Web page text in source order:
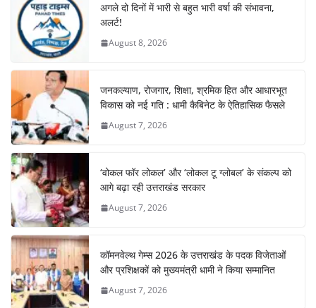
अगले दो दिनों में भारी से बहुत भारी वर्षा की संभावना,
अलर्ट!
August 8, 2026
जनकल्याण, रोजगार, शिक्षा, श्रमिक हित और आधारभूत
विकास को नई गति : धामी कैबिनेट के ऐतिहासिक फैसले
August 7, 2026
‘वोकल फॉर लोकल’ और ‘लोकल टू ग्लोबल’ के संकल्प को
आगे बढ़ा रही उत्तराखंड सरकार
August 7, 2026
कॉमनवेल्थ गेम्स 2026 के उत्तराखंड के पदक विजेताओं
और प्रशिक्षकों को मुख्यमंत्री धामी ने किया सम्मानित
August 7, 2026